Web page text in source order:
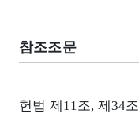
참조조문
헌법 제11조, 제34조